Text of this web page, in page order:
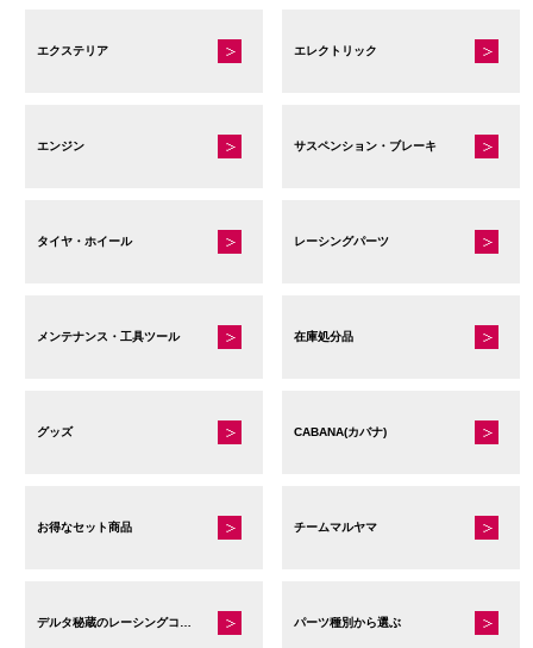
エクステリア エレクトリック
エンジン サスペンション・ブレーキ
タイヤ・ホイール レーシングパーツ
メンテナンス・工具ツール 在庫処分品
グッズ CABANA(カバナ)
お得なセット商品 チームマルヤマ
パーツ種別から選ぶ